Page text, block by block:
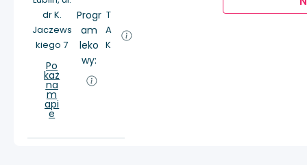
dr K.
Jaczews
kiego 7
Po
każ
na
m
api
e
Progr
am
leko
wy:
T
A
K